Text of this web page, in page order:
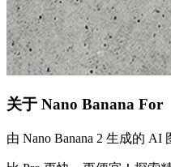
关于 Nano Banana For
由 Nano Banana 2 生成的 AI